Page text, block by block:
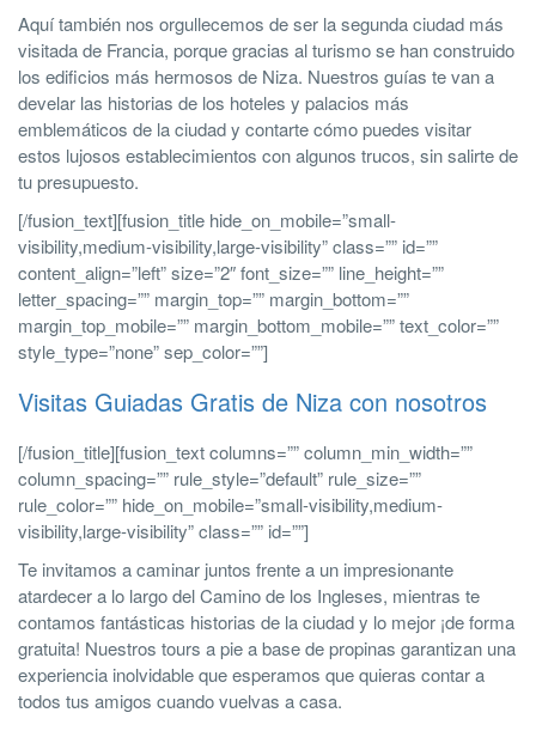
Aquí también nos orgullecemos de ser la segunda ciudad más
visitada de Francia, porque gracias al turismo se han construido
los edificios más hermosos de Niza. Nuestros guías te van a
develar las historias de los hoteles y palacios más
emblemáticos de la ciudad y contarte cómo puedes visitar
estos lujosos establecimientos con algunos trucos, sin salirte de
tu presupuesto.
[/fusion_text][fusion_title hide_on_mobile=”small-
visibility,medium-visibility,large-visibility” class=”” id=””
content_align=”left” size=”2″ font_size=”” line_height=””
letter_spacing=”” margin_top=”” margin_bottom=””
margin_top_mobile=”” margin_bottom_mobile=”” text_color=””
style_type=”none” sep_color=””]
Visitas Guiadas Gratis de Niza con nosotros
[/fusion_title][fusion_text columns=”” column_min_width=””
column_spacing=”” rule_style=”default” rule_size=””
rule_color=”” hide_on_mobile=”small-visibility,medium-
visibility,large-visibility” class=”” id=””]
Te invitamos a caminar juntos frente a un impresionante
atardecer a lo largo del Camino de los Ingleses, mientras te
contamos fantásticas historias de la ciudad y lo mejor ¡de forma
gratuita! Nuestros tours a pie a base de propinas garantizan una
experiencia inolvidable que esperamos que quieras contar a
todos tus amigos cuando vuelvas a casa.